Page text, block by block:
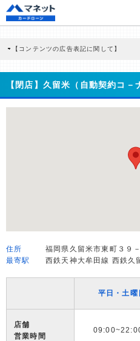
【コンテンツの広告表記に関して】
商品を根拠なくPRするものではなく、当
どに基づき、公平性を担保した情報提供を
>提携企業一覧
【閉店】久留米（自動契約コ－
住所
福岡県久留米市東町３９
最寄駅
西鉄天神大牟田線 西鉄久
平日・土曜
店舗
営業時間